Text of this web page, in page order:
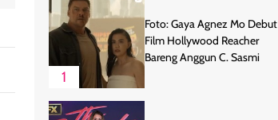
1
Foto: Gaya Agnez Mo Debut
Film Hollywood Reacher
Bareng Anggun C. Sasmi